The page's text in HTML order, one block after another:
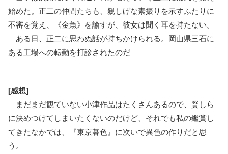
始めた。正二の仲間たちも、親しげな素振りを示すふたりに
不審を覚え、《金魚》を諭すが、彼女は聞く耳を持たない。
ある日、正二に思わぬ話が持ちかけられる。岡山県三石に
ある工場への転勤を打診されたのだ――
[感想]
まだまだ観ていない小津作品はたくさんあるので、賢しら
に決めつけてしまいたくないのだけど、それでも私の鑑賞し
てきたなかでは、『東京暮色』に次いで異色の作りだと思
う。